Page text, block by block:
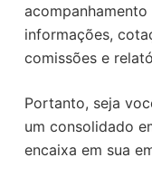
informações,
comissões e
Portanto, seja
um consolidado
encaixa em sua